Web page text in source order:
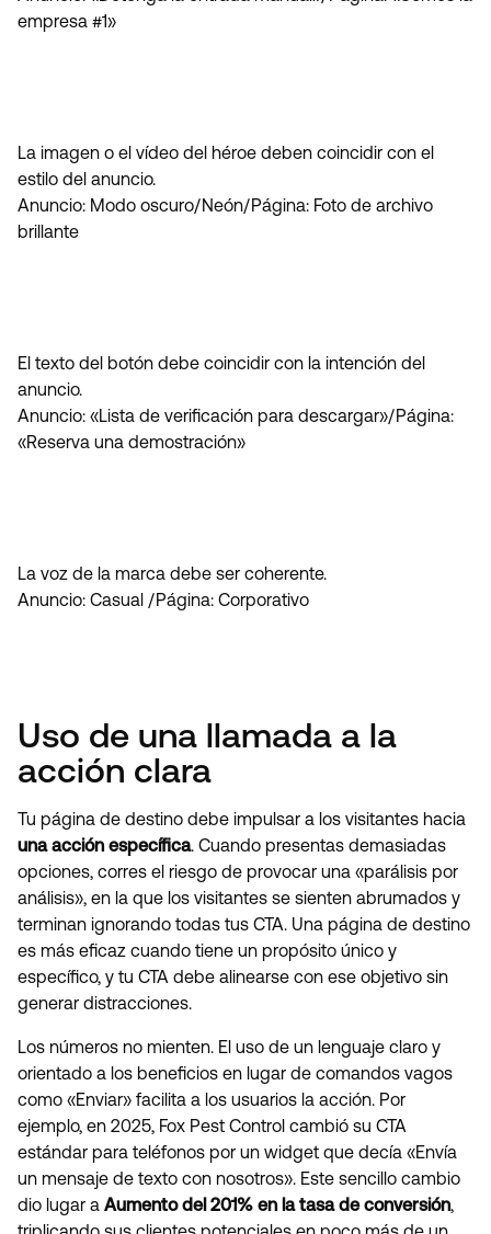
empresa #1»
La imagen o el vídeo del héroe deben coincidir con el
estilo del anuncio.
Anuncio: Modo oscuro/Neón/Página: Foto de archivo
brillante
El texto del botón debe coincidir con la intención del
anuncio.
Anuncio: «Lista de verificación para descargar»/Página:
«Reserva una demostración»
La voz de la marca debe ser coherente.
Anuncio: Casual /Página: Corporativo
Uso de una llamada a la
acción clara
Tu página de destino debe impulsar a los visitantes hacia
una acción específica. Cuando presentas demasiadas
opciones, corres el riesgo de provocar una «parálisis por
análisis», en la que los visitantes se sienten abrumados y
terminan ignorando todas tus CTA. Una página de destino
es más eficaz cuando tiene un propósito único y
específico, y tu CTA debe alinearse con ese objetivo sin
generar distracciones.
Los números no mienten. El uso de un lenguaje claro y
orientado a los beneficios en lugar de comandos vagos
como «Enviar» facilita a los usuarios la acción. Por
ejemplo, en 2025, Fox Pest Control cambió su CTA
estándar para teléfonos por un widget que decía «Envía
un mensaje de texto con nosotros». Este sencillo cambio
dio lugar a Aumento del 201% en la tasa de conversión,